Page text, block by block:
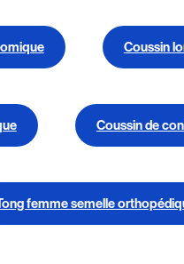
Coussin
Coussin de
femme semelle